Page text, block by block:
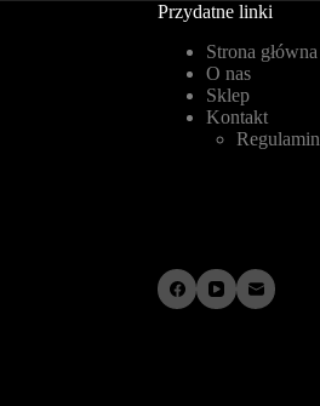
Przydatne linki
Strona główna
O nas
Sklep
Kontakt
Regulamin